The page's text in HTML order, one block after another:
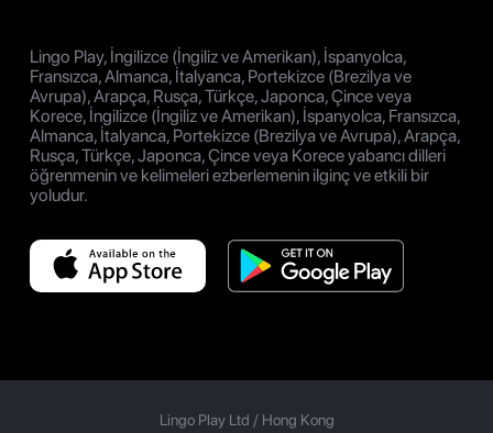
Lingo Play, İngilizce (İngiliz ve Amerikan), İspanyolca,
Fransızca, Almanca, İtalyanca, Portekizce (Brezilya ve
Avrupa), Arapça, Rusça, Türkçe, Japonca, Çince veya
Korece, İngilizce (İngiliz ve Amerikan), İspanyolca, Fransızca,
Almanca, İtalyanca, Portekizce (Brezilya ve Avrupa), Arapça,
Rusça, Türkçe, Japonca, Çince veya Korece yabancı dilleri
öğrenmenin ve kelimeleri ezberlemenin ilginç ve etkili bir
yoludur.
Lingo Play Ltd / Hong Kong